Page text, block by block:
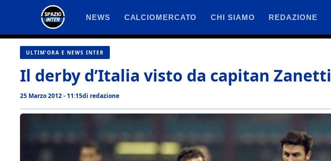
contenuto
NEWS CALCIOMERCATO CHI SIAMO REDAZIONE
ULTIM'ORA E NEWS INTER
Il derby d’Italia visto da capitan Zanetti
25 Marzo 2012 - 11:15di redazione